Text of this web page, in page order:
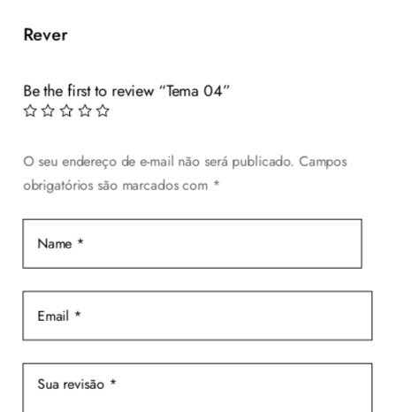
Rever
Be the first to review “Tema 04”
O seu endereço de e-mail não será publicado. Campos
obrigatórios são marcados com *